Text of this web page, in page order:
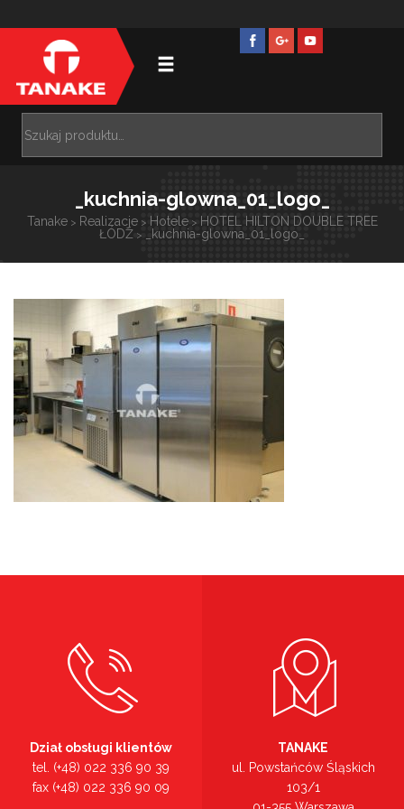
_kuchnia-glowna_01_logo_
Tanake> Realizacje> Hotele> HOTEL HILTON DOUBLE TREE
ŁÓDŹ > _kuchnia-glowna_01_logo_
Dział obsługi klientów
tel. (+48) 022 336 90 39
fax (+48) 022 336 90 09
TANAKE
ul. Powstańców Śląskich
103/1